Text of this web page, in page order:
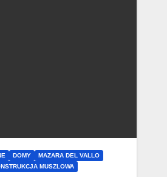
DOMY
MAZARA DEL VALLO
MUSZLOWA